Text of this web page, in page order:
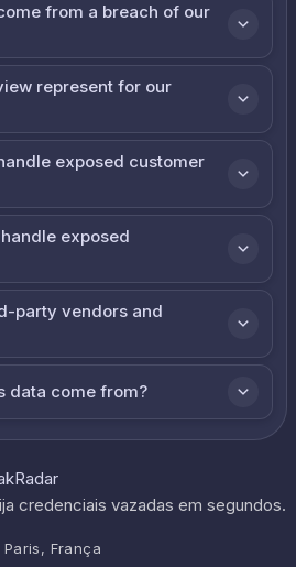
from a breach of our
represent for our
exposed customer
exposed
party vendors and
data come from?
credenciais vazadas em segundos.
França